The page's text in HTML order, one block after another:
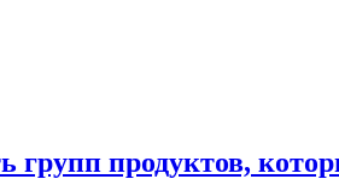
групп продуктов,